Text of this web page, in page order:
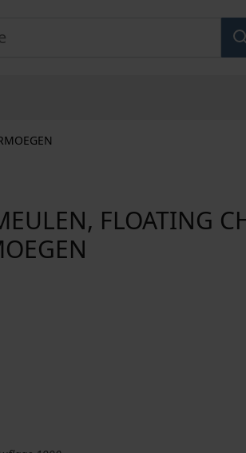
FLOATING